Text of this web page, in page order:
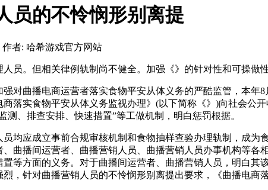
员的不怜悯形别离提
者: 哈希游戏官方网站
。但相关律例轨制尚不健全。加强《》的针对性和可操做性
曲播电商运营者落实食物平安从体义务的严酷监管，本年
落实食物平安从体义务监视办理》(以下简称《》)向社会公
测、排查安排、快速措置”等工做机制，明白惩罚根据。
应成立事前合规审核机制和食物抽样查验办理轨制，成为
曲播间运营者、曲播营销人员、曲播营销人员办事机构等
等方面的义务。对于曲播间运营者、曲播营销人员，明白
，针对曲播营销人员的不怜悯形别离提出要求，《曲播电